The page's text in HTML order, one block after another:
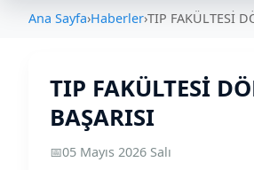
Ana Sayfa›Haberler›TIP FAKÜLTESİ
TIP FAKÜLTESİ
BAŞARISI
📅05 Mayıs 2026 Salı